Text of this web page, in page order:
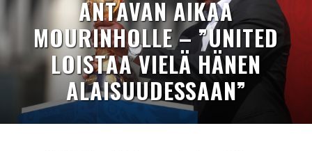
ANTAVAN AIKAA
MOURINHOLLE – ”UNITED
LOISTAA VIELÄ HÄNEN
ALAISUUDESSAAN”